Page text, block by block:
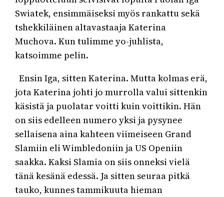
Swiatek, ensimmäiseksi myös rankattu sekä
tshekkiläinen altavastaaja Katerina
Muchova. Kun tulimme yo-juhlista,
katsoimme pelin.
Ensin Iga, sitten Katerina. Mutta kolmas erä,
jota Katerina johti jo murrolla valui sittenkin
käsistä ja puolatar voitti kuin voittikin. Hän
on siis edelleen numero yksi ja pysynee
sellaisena aina kahteen viimeiseen Grand
Slamiin eli Wimbledoniin ja US Openiin
saakka. Kaksi Slamia on siis onneksi vielä
tänä kesänä edessä. Ja sitten seuraa pitkä
tauko, kunnes tammikuuta hieman